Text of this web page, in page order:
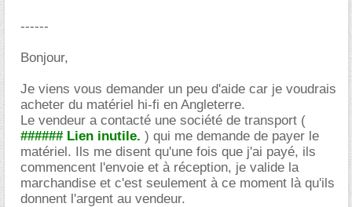
------
Bonjour,
Je viens vous demander un peu d'aide car je voudrais
acheter du matériel hi-fi en Angleterre.
Le vendeur a contacté une société de transport (
###### Lien inutile. ) qui me demande de payer le
matériel. Ils me disent qu'une fois que j'ai payé, ils
commencent l'envoie et à réception, je valide la
marchandise et c'est seulement à ce moment là qu'ils
donnent l'argent au vendeur.